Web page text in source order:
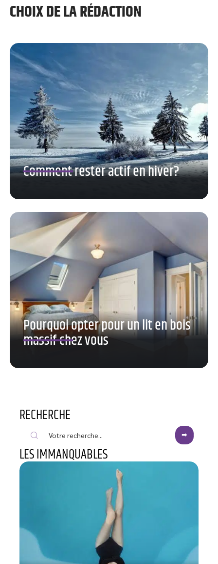
CHOIX DE LA RÉDACTION
Comment rester actif en hiver?
Pourquoi opter pour un lit en bois
massif chez vous
RECHERCHE
LES IMMANQUABLES